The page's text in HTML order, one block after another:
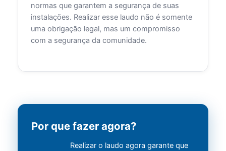
normas que garantem a segurança de suas
instalações. Realizar esse laudo não é somente
uma obrigação legal, mas um compromisso
com a segurança da comunidade.
Por que fazer agora?
Realizar o laudo agora garante que